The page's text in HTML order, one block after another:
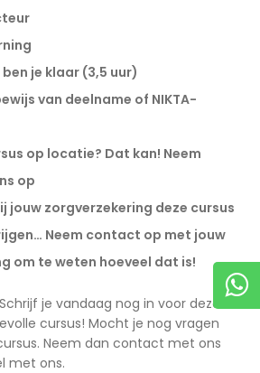
je klaar (3,5 uur)
van deelname of NIKTA-
op locatie? Dat kan! Neem
op
jouw zorgverzekering deze cursus
Neem contact op met jouw
om te weten hoeveel dat is!
je vandaag nog in voor deze
cursus! Mocht je nog vragen
Neem dan contact met ons
met ons.